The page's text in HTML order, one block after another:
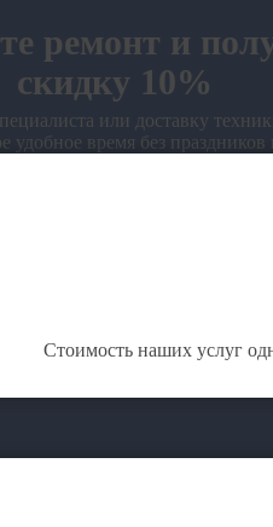
ремонт и
скидку 10%
или доставку
удобное время без праздников
Стоимость наших услуг